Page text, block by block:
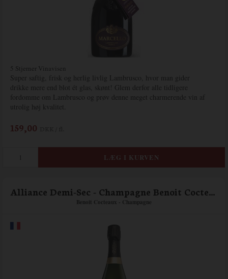
5 Stjerner Vinavisen
Super saftig, frisk og herlig livlig Lambrusco, hvor man gider
drikke mere end blot ét glas, skønt! Glem derfor alle tidligere
fordomme om Lambrusco og prøv denne meget charmerende vin af
utrolig høj kvalitet.
159,00
Alliance Demi-Sec - Champagne Benoit Cocteaux
Benoit Cocteaux - Champagne